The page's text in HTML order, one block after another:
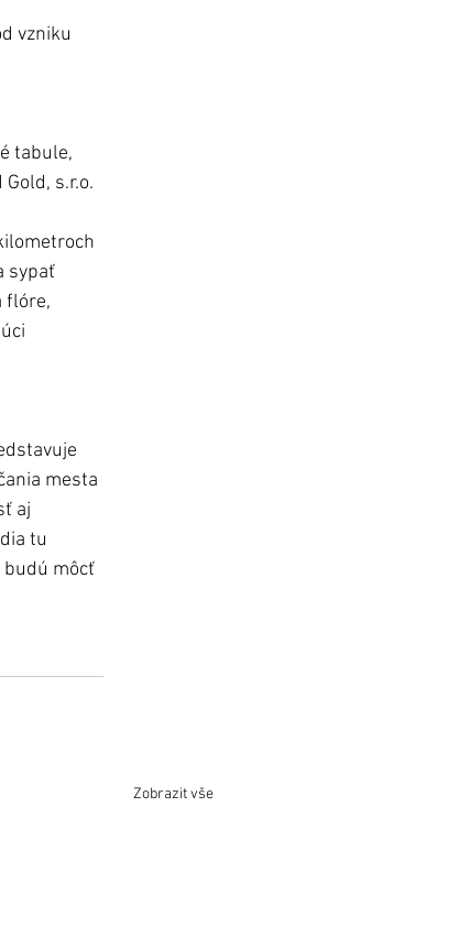
vzniku
tabule,
s.r.o.
sypať
flóre,
mesta
aj
tu
budú môcť
Zobrazit vše